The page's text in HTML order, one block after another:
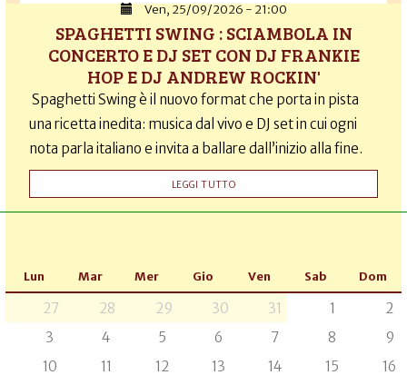
Ven, 25/09/2026 - 21:00
SPAGHETTI SWING : SCIAMBOLA IN
CONCERTO E DJ SET CON DJ FRANKIE
HOP E DJ ANDREW ROCKIN'
Spaghetti Swing è il nuovo format che porta in pista
una ricetta inedita: musica dal vivo e DJ set in cui ogni
nota parla italiano e invita a ballare dall’inizio alla fine.
LEGGI TUTTO
Lun Mar Mer Gio Ven Sab Dom
27 28 29 30 31 1
2
3
4 5 6 7 8
9
10
11 12 13 14 15
16